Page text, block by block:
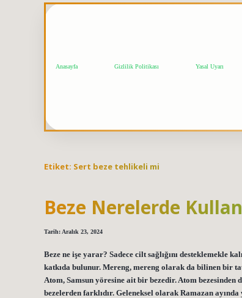
Anasayfa Gizlilik Politikası Yasal Uyarı
Etiket: Sert beze tehlikeli mi
Beze Nerelerde
Tarih: Aralık 23, 2024
Beze ne işe yarar? Sadece cilt sağlığını desteklemekle
katkıda bulunur. Mereng, mereng olarak da bilinen bir
Atom, Samsun yöresine ait bir bezedir. Atom
bezelerden farklıdır. Geleneksel olarak Ramazan